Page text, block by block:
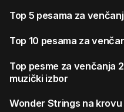
Top 5 pesama za
Top 10 pesama za
Top pesme za venčanja
muzički izbor
Wonder Strings na